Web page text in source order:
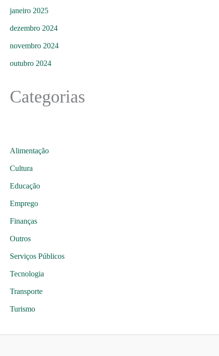
janeiro 2025
dezembro 2024
novembro 2024
outubro 2024
Categorias
Alimentação
Cultura
Educação
Emprego
Finanças
Outros
Serviços Públicos
Tecnologia
Transporte
Turismo